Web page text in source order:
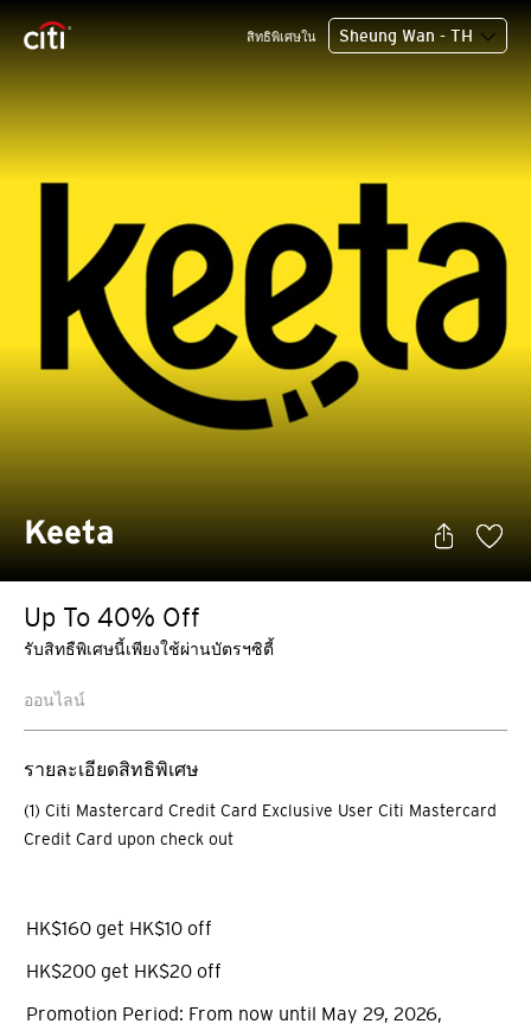
สิทธิพิเศษใน Sheung Wan - TH
Keeta
Up To 40% Off
รับสิทธืพิเศษนี้เพียงใช้ผ่านบัตรฯซิตี้
ออนไลน์
รายละเอียดสิทธิพิเศษ
(1) Citi Mastercard Credit Card Exclusive User Citi Mastercard
Credit Card upon check out
HK$160 get HK$10 off
HK$200 get HK$20 off
Promotion Period: From now until May 29, 2026,